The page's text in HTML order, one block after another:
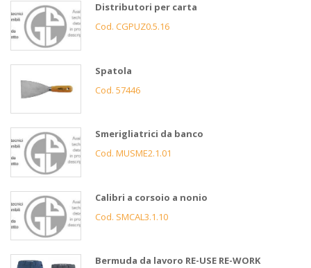
Distributori per carta
Cod. CGPUZ0.5.16
Spatola
Cod. 57446
Smerigliatrici da banco
Cod. MUSME2.1.01
Calibri a corsoio a nonio
Cod. SMCAL3.1.10
Bermuda da lavoro RE-USE RE-WORK